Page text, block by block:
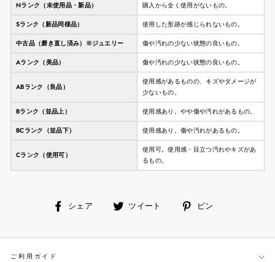
Nランク（未使用品・新品）
購入から全く使用がないもの。
Sランク（新品同様品） 使用した形跡が感じられないもの。
中古品（磨き直し済み）※ジュエリー 傷や汚れの少ない状態の良いもの。
Aランク（美品） 傷や汚れの少ない状態の良いもの。
ABランク（良品）
使用感があるものの、キズやダメージが
少ないもの。
Bランク（並品上） 使用感あり。やや傷や汚れがあるもの。
BCランク（並品下） 使用感あり。傷や汚れがあるもの。
Cランク（使用可）
使用可。使用感・目立つ汚れやキズがあ
るもの。
シェア
facebookツイート ピン
ご利用ガイド